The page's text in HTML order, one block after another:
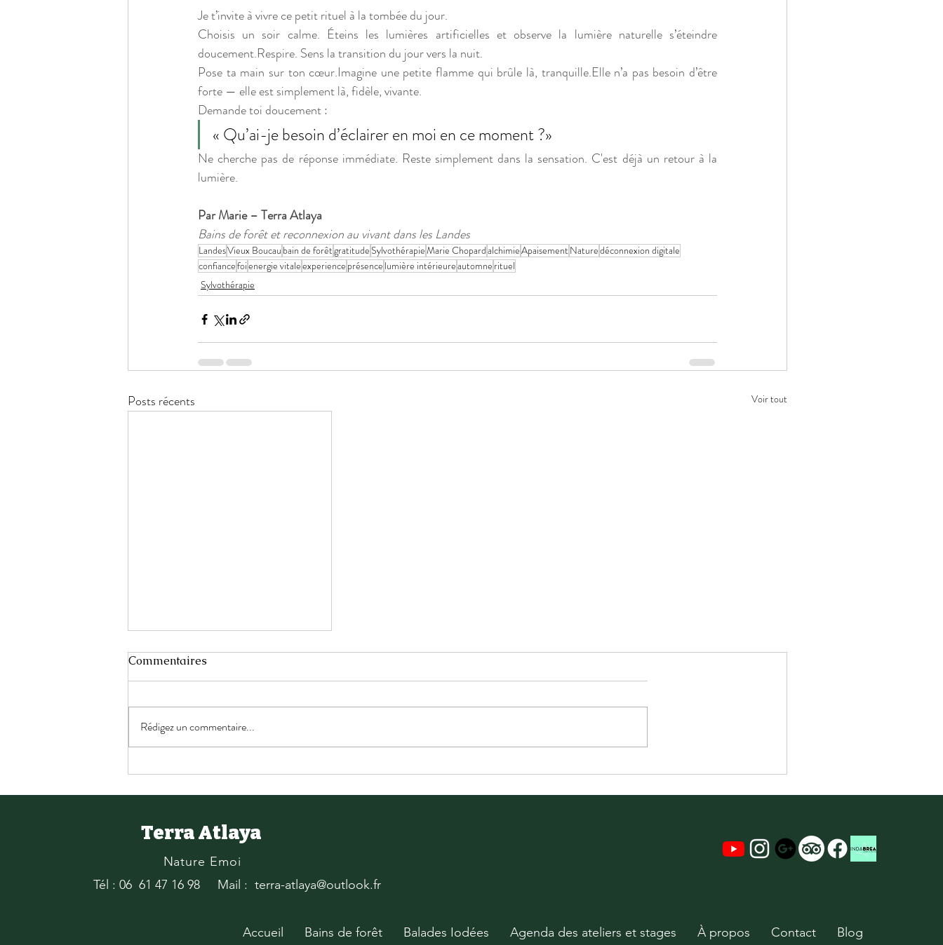
Je t’invite à vivre ce petit rituel à la tombée du jour.
Choisis un soir calme. Éteins les lumières artificielles et observe la lumière naturelle s’éteindre
doucement.Respire. Sens la transition du jour vers la nuit.
Pose ta main sur ton cœur.Imagine une petite flamme qui brûle là, tranquille.Elle n’a pas besoin d’être
forte — elle est simplement là, fidèle, vivante.
Demande toi doucement :
« Qu’ai-je besoin d’éclairer en moi en ce moment ?»
Ne cherche pas de réponse immédiate. Reste simplement dans la sensation. C'est déjà un retour à la
lumière.
Par Marie – Terra Atlaya
Bains de forêt et reconnexion au vivant dans les Landes
LandesVieux Boucau bain de forêtgratitudeSylvothérapieMarie ChopardalchimieApaisementNaturedéconnexion digitale
confiancefoienergie vitaleexperience présence lumière intérieureautomne rituel
Sylvothérapie
Posts récents Voir tout
Commentaires
Rédigez un commentaire...
Terra Atlaya
Nature Emoi
Tél : 06 61 47 16 98
Mail : terra-atlaya@outlook.fr
Accueil Bains de forêt Balades Iodées Agenda des ateliers et stages À propos Contact Blog